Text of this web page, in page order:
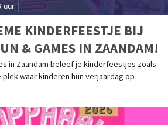
uur |
KINDERFEESTJE BIJ
& GAMES IN ZAANDAM!
in Zaandam beleef je kinderfeestjes zoals
waar kinderen hun verjaardag op